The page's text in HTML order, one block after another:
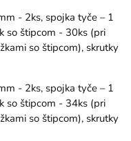
- 2ks, spojka tyče – 1
so štipcom - 30ks (pri
so štipcom), skrutky
- 2ks, spojka tyče – 1
so štipcom - 34ks (pri
so štipcom), skrutky